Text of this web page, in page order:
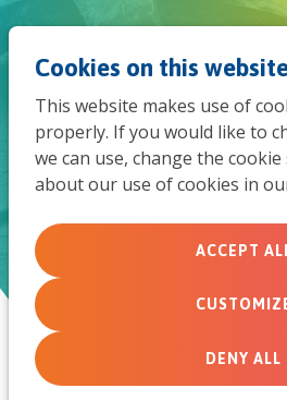
Cookies on this
This website makes use of
properly. If you would like to
we can use, change the
about our use of cookies in
ACCEPT
DENY ALL
Faalruimte in een